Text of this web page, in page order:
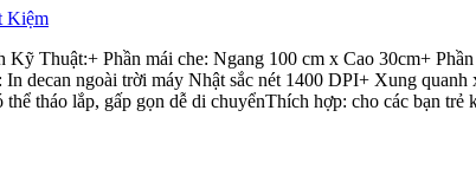
Thuật:+ Phần mái che: Ngang 100 cm x Cao 30cm+
decan ngoài trời máy Nhật sắc nét 1400 DPI+ Xung
tháo lắp, gấp gọn dễ di chuyểnThích hợp: cho các bạn